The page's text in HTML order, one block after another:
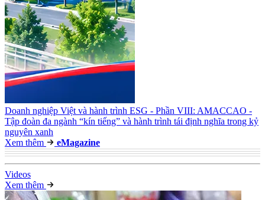
Doanh nghiệp Việt và hành trình ESG - Phần VIII: AMACCAO -
Tập đoàn đa ngành “kín tiếng” và hành trình tái định nghĩa trong kỷ
nguyên xanh
Xem thêm
eMagazine
Videos
Xem thêm